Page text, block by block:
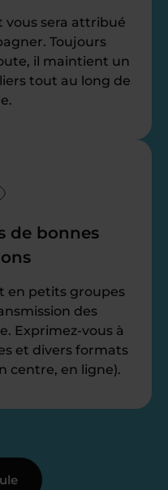
sera attribué
Toujours
il maintient un
tout au long de
de bonnes
en petits groupes
des
Exprimez-vous à
et divers formats
centre, en ligne).